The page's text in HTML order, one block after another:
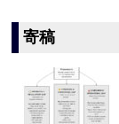
寄稿